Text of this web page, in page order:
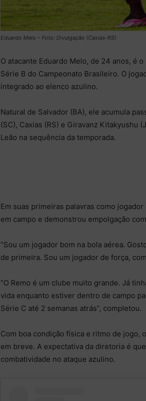
Eduardo Melo – Foto: Divulgação (Caxias-RS)
O atacante Eduardo Melo, de 24 anos, é
Série B do Campeonato Brasileiro. O
integrado ao elenco azulino.
Natural de Salvador (BA), ele acumula
(SC), Caxias (RS) e Giravanz Kitakyushu
Leão na sequência da temporada.
Em suas primeiras palavras como
em campo e demonstrou empolgação
“Sou um jogador bom na bola aérea.
de primeira. Sou um jogador de força,
“O Remo é um clube muito grande. Já
vida enquanto estiver dentro de campo
Série C até 2 semanas atrás”, completou.
Com boa condição física e ritmo de jogo,
em breve. A expectativa da diretoria é
combatividade no ataque azulino.